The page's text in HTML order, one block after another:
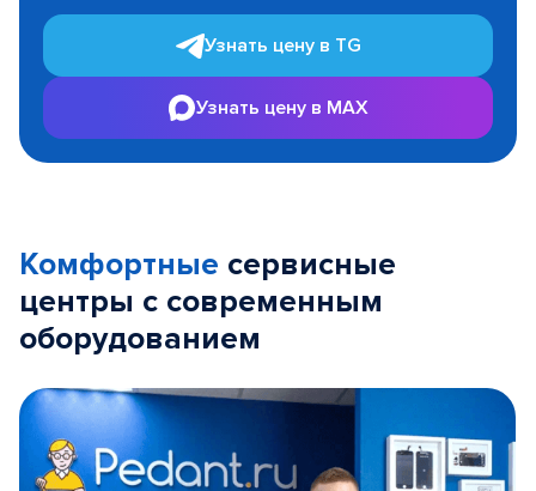
Узнать цену в TG
Узнать цену в MAX
Комфортные сервисные
центры с современным
оборудованием